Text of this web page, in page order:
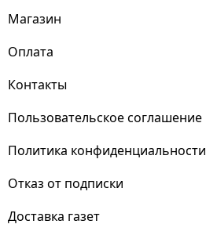
Магазин
Оплата
Контакты
Пользовательское соглашение
Политика конфиденциальности
Отказ от подписки
Доставка газет